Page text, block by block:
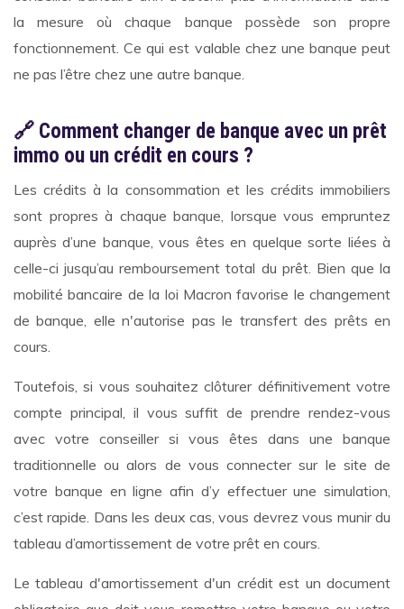
la mesure où chaque banque possède son propre
fonctionnement. Ce qui est valable chez une banque peut
ne pas l’être chez une autre banque.
🔗 Comment changer de banque avec un prêt
immo ou un crédit en cours ?
Les crédits à la consommation et les crédits immobiliers
sont propres à chaque banque, lorsque vous empruntez
auprès d’une banque, vous êtes en quelque sorte liées à
celle-ci jusqu’au remboursement total du prêt. Bien que la
mobilité bancaire de la loi Macron favorise le changement
de banque, elle n'autorise pas le transfert des prêts en
cours.
Toutefois, si vous souhaitez clôturer définitivement votre
compte principal, il vous suffit de prendre rendez-vous
avec votre conseiller si vous êtes dans une banque
traditionnelle ou alors de vous connecter sur le site de
votre banque en ligne afin d’y effectuer une simulation,
c’est rapide. Dans les deux cas, vous devrez vous munir du
tableau d’amortissement de votre prêt en cours.
Le tableau d'amortissement d'un crédit est un document